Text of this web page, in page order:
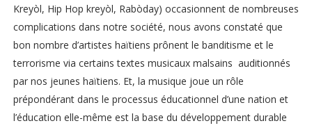
Kreyòl, Hip Hop kreyòl, Rabòday) occasionnent de nombreuses
complications dans notre société, nous avons constaté que
bon nombre d’artistes haïtiens prônent le banditisme et le
terrorisme via certains textes musicaux malsains auditionnés
par nos jeunes haïtiens. Et, la musique joue un rôle
prépondérant dans le processus éducationnel d’une nation et
l’éducation elle-même est la base du développement durable